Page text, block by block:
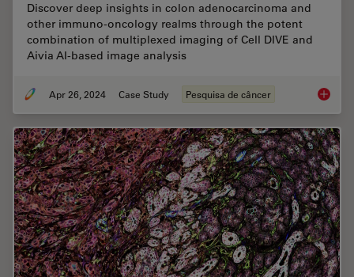
Discover deep insights in colon adenocarcinoma and
other immuno-oncology realms through the potent
combination of multiplexed imaging of Cell DIVE and
Aivia AI-based image analysis
Apr 26, 2024 Case Study Pesquisa de câncer